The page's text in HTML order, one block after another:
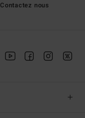
Contactez nous